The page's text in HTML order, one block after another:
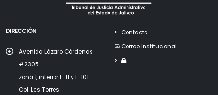
DIRECCIÓN
Avenida Lázaro Cárdenas
#2305
zona 1, interior L-11 y L-101
Col. Las Torres
Contacto
Correo Institucional